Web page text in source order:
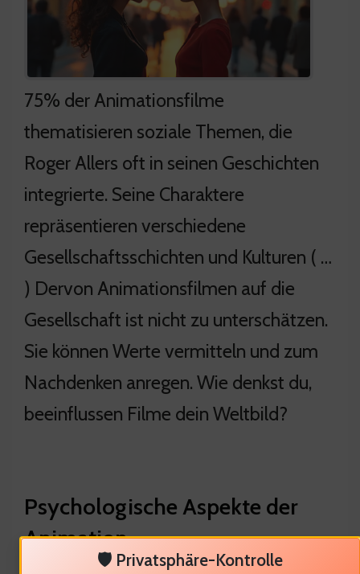
75% der Animationsfilme
thematisieren soziale Themen, die
Roger Allers oft in seinen Geschichten
integrierte. Seine Charaktere
repräsentieren verschiedene
Gesellschaftsschichten und Kulturen ( …
) Dervon Animationsfilmen auf die
Gesellschaft ist nicht zu unterschätzen.
Sie können Werte vermitteln und zum
Nachdenken anregen. Wie denkst du,
beeinflussen Filme dein Weltbild?
Psychologische Aspekte der
Animation
🛡️ Privatsphäre-Kontrolle